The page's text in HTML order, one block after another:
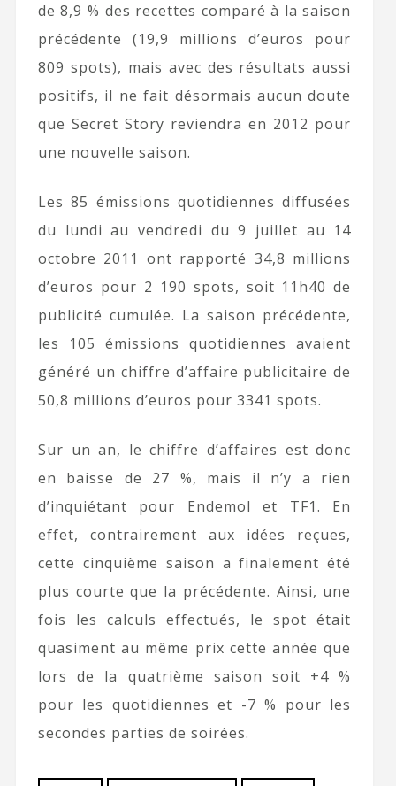
de 8,9 % des recettes comparé à la saison
précédente (19,9 millions d’euros pour
809 spots), mais avec des résultats aussi
positifs, il ne fait désormais aucun doute
que Secret Story reviendra en 2012 pour
une nouvelle saison.
Les 85 émissions quotidiennes diffusées
du lundi au vendredi du 9 juillet au 14
octobre 2011 ont rapporté 34,8 millions
d’euros pour 2 190 spots, soit 11h40 de
publicité cumulée. La saison précédente,
les 105 émissions quotidiennes avaient
généré un chiffre d’affaire publicitaire de
50,8 millions d’euros pour 3341 spots.
Sur un an, le chiffre d’affaires est donc
en baisse de 27 %, mais il n’y a rien
d’inquiétant pour Endemol et TF1. En
effet, contrairement aux idées reçues,
cette cinquième saison a finalement été
plus courte que la précédente. Ainsi, une
fois les calculs effectués, le spot était
quasiment au même prix cette année que
lors de la quatrième saison soit +4 %
pour les quotidiennes et -7 % pour les
secondes parties de soirées.